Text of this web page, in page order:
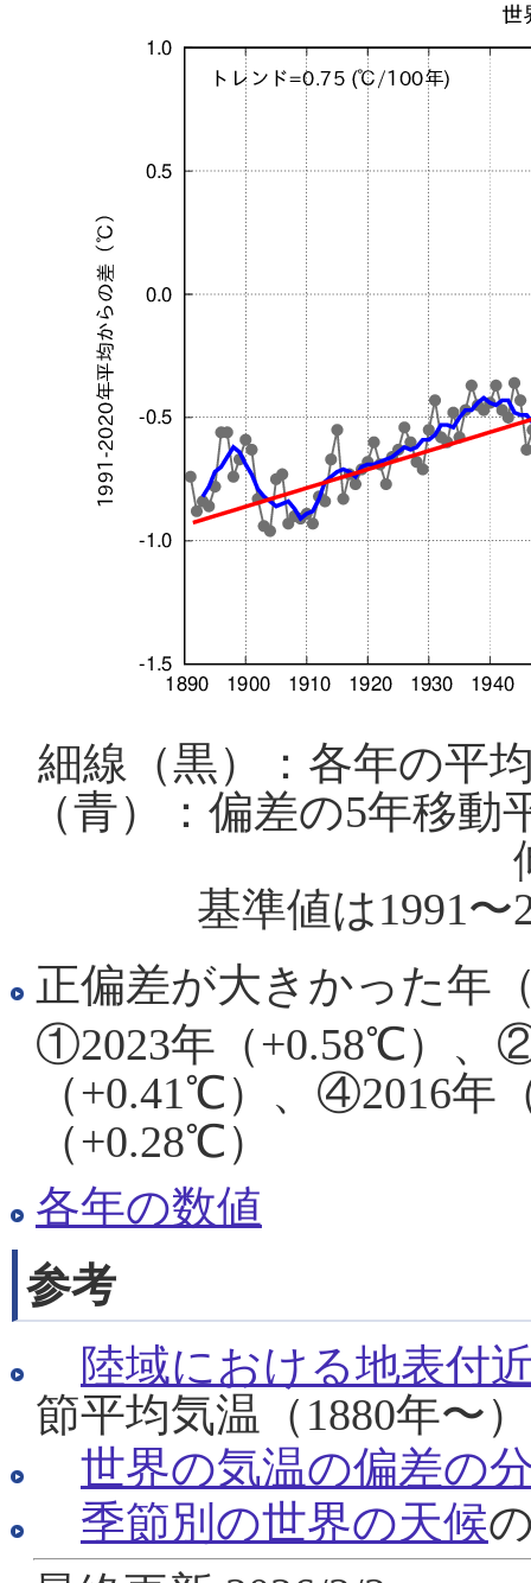
細線（黒）：各年の平
（青）：偏差の5年移
基準値は1991〜
正偏差が大きかった年
①2023年（+0.58℃）、
（+0.41℃）、④2016年
（+0.28℃）
各年の数値
参考
陸域における地表付
節平均気温（1880年〜）
世界の気温の偏差の
季節別の世界の天候